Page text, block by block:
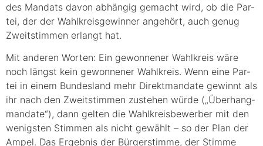
des Man­dats davon abhän­gig gemacht wird, ob die Par­
tei, der der Wahl­kreis­ge­win­ner ange­hört, auch genug
Zweit­stim­men erlangt hat.
Mit ande­ren Wor­ten: Ein gewon­ne­ner Wahl­kreis wäre
noch längst kein gewon­ne­ner Wahl­kreis. Wenn eine Par­
tei in einem Bun­des­land mehr Direkt­man­da­te gewinnt als
ihr nach den Zweit­stim­men zuste­hen wür­de („Über­hang­
man­da­te“), dann gel­ten die Wahl­kreis­be­wer­ber mit den
wenigs­ten Stim­men als nicht gewählt – so der Plan der
Ampel. Das Ergeb­nis der Bür­ger­stim­me, der Stim­me